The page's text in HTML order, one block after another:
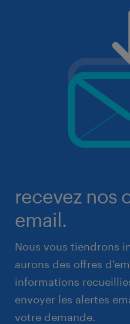
recevez nos
email.
Nous vous tiendrons
aurons des offres
informations
envoyer les alertes
votre demande.